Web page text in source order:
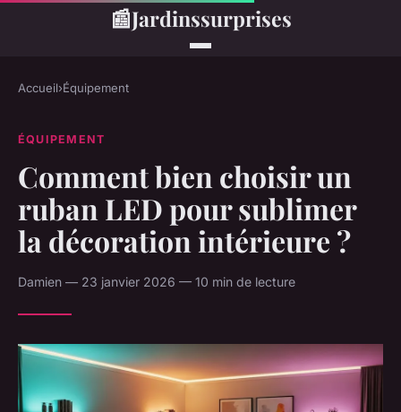
📰Jardinssurprises
Accueil›Équipement
ÉQUIPEMENT
Comment bien choisir un
ruban LED pour sublimer
la décoration intérieure ?
Damien — 23 janvier 2026 — 10 min de lecture